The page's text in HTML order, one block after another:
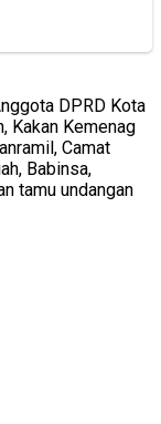
DPRD Kota
Kakan Kemenag
Camat
Babinsa,
tamu undangan